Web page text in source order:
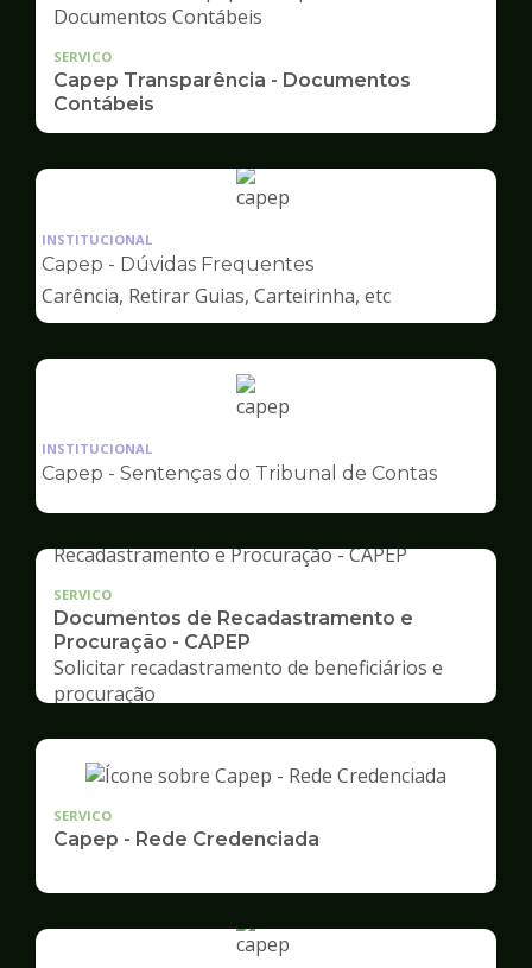
SERVICO
Capep Transparência - Documentos
Contábeis
Ilustração
pagina
de
Capep
INSTITUCIONAL
Capep - Dúvidas Frequentes
Carência, Retirar Guias, Carteirinha, etc
Ilustração
pagina
Capep
INSTITUCIONAL
Capep - Sentenças do Tribunal de Contas
SERVICO
Documentos de Recadastramento e
Procuração - CAPEP
Solicitar recadastramento de beneficiários e
procuração
SERVICO
Capep - Rede Credenciada
Ilustração